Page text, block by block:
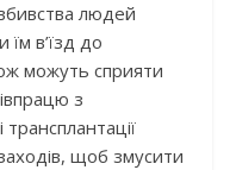
людей
їм в’їзд до
можуть сприяти
з
щоб змусити